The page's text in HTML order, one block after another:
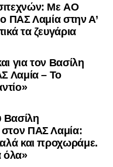
Με AO
ΠΑΣ Λαμία στην Α’
τα ζευγάρια
για τον Βασίλη
Λαμία – Το
Βασίλη
ΠΑΣ Λαμία:
και προχωράμε.
όλα»